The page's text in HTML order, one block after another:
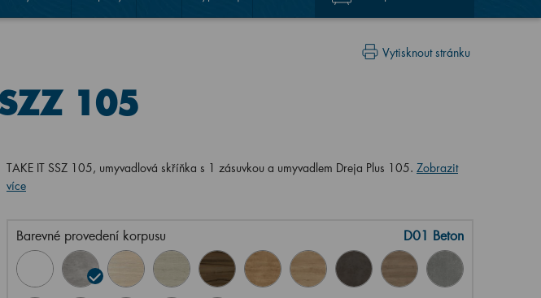
Vytisknout stránku
105
TAKE IT SSZ 105, umyvadlová skříňka s 1 zásuvkou a umyvadlem Dreja Plus 105. Zobrazit
více
Barevné provedení korpusu D01 Beton